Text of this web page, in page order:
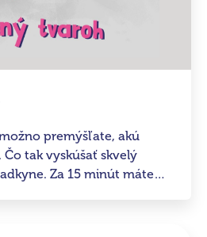
premýšľate, akú
tak vyskúšať skvelý
Za 15 minút máte